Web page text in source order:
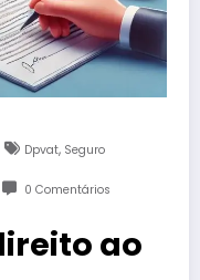
Dpvat, Seguro
0 Comentários
ao